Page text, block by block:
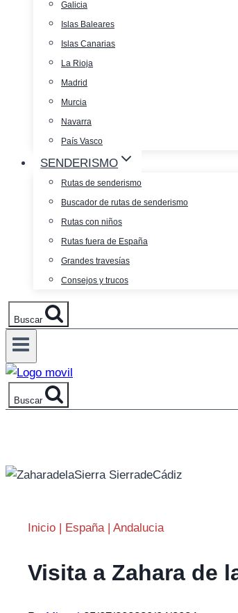
Galicia
Islas Baleares
Islas Canarias
La Rioja
Madrid
Murcia
Navarra
País Vasco
SENDERISMO
Rutas de senderismo
Buscador de rutas de senderismo
Rutas con niños
Rutas fuera de España
Grandes travesías
Consejos y trucos
Buscar
Buscar
Inicio España| Andalucia
Visita a Zahara de